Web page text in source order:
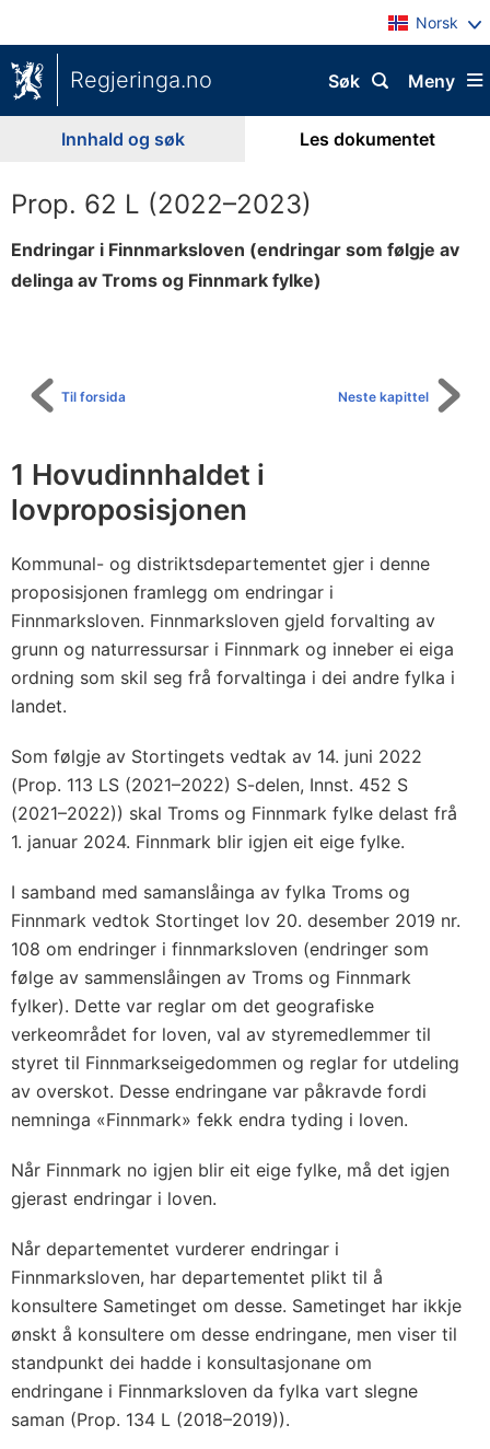
Norsk
Regjeringa.no Meny
Søk
Innhald og søk Les dokumentet
Prop. 62 L (2022–2023)
Endringar i Finnmarksloven (endringar som følgje av
delinga av Troms og Finnmark fylke)
Neste kapittel
Til forsida
1 Hovudinnhaldet i
lovproposisjonen
Kommunal- og distriktsdepartementet gjer i denne
proposisjonen framlegg om endringar i
Finnmarksloven. Finnmarksloven gjeld forvalting av
grunn og naturressursar i Finnmark og inneber ei eiga
ordning som skil seg frå forvaltinga i dei andre fylka i
landet.
Som følgje av Stortingets vedtak av 14. juni 2022
(Prop. 113 LS (2021–2022) S-delen, Innst. 452 S
(2021–2022)) skal Troms og Finnmark fylke delast frå
1. januar 2024. Finnmark blir igjen eit eige fylke.
I samband med samanslåinga av fylka Troms og
Finnmark vedtok Stortinget lov 20. desember 2019 nr.
108 om endringer i finnmarksloven (endringer som
følge av sammenslåingen av Troms og Finnmark
fylker). Dette var reglar om det geografiske
verkeområdet for loven, val av styremedlemmer til
styret til Finnmarkseigedommen og reglar for utdeling
av overskot. Desse endringane var påkravde fordi
nemninga «Finnmark» fekk endra tyding i loven.
Når Finnmark no igjen blir eit eige fylke, må det igjen
gjerast endringar i loven.
Når departementet vurderer endringar i
Finnmarksloven, har departementet plikt til å
konsultere Sametinget om desse. Sametinget har ikkje
ønskt å konsultere om desse endringane, men viser til
standpunkt dei hadde i konsultasjonane om
endringane i Finnmarksloven da fylka vart slegne
saman (Prop. 134 L (2018–2019)).